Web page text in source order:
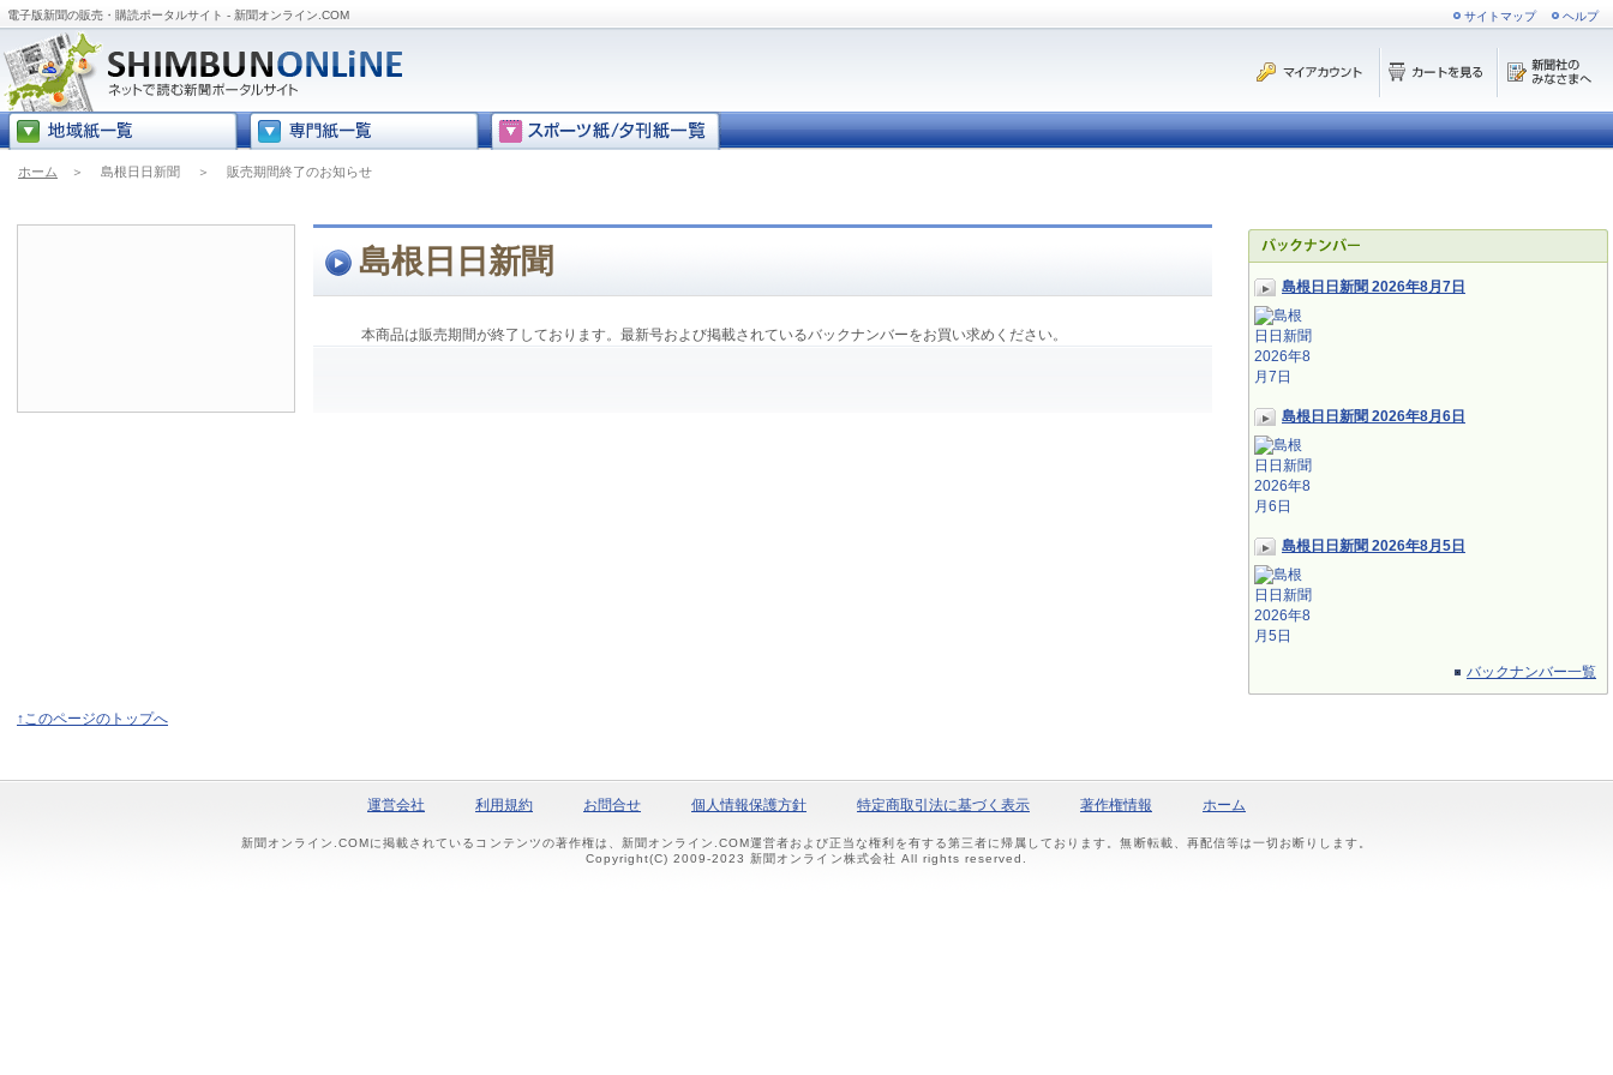
電子版新聞の販売・購読ポータルサイト - 新聞オンライン.COM サイトマップ ヘルプ
ホーム ＞ 島根日日新聞 ＞ 販売期間終了のお知らせ
島根日日新聞 2026年8月7日
島根日日新聞 2026年8月6日
島根日日新聞 2026年8月5日
バックナンバー一覧
島根日日新聞
本商品は販売期間が終了しております。最新号および掲載されているバックナンバーをお買い求めください。
↑このページのトップへ
運営会社 利用規約 お問合せ 個人情報保護方針 特定商取引法に基づく表示 著作権情報 ホーム
新聞オンライン.COMに掲載されているコンテンツの著作権は、新聞オンライン.COM運営者および正当な権利を有する第三者に帰属しております。無断転載、再配信等は一切お断りします。
Copyright(C) 2009-2023 新聞オンライン株式会社 All rights reserved.